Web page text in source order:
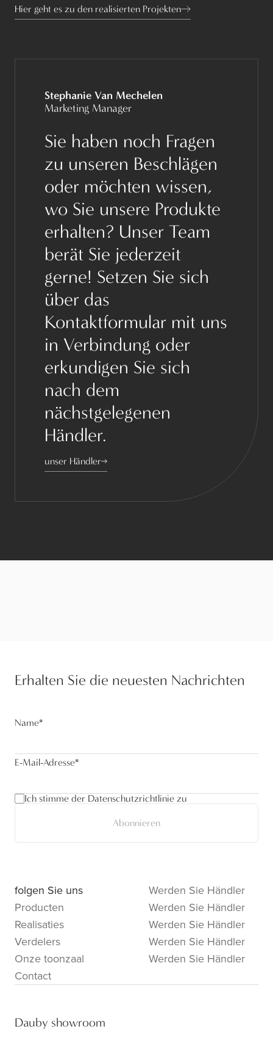
Hier geht es zu den realisierten Projekten
Stephanie Van Mechelen
Marketing Manager
Sie haben noch Fragen
zu unseren Beschlägen
oder möchten wissen,
wo Sie unsere Produkte
erhalten? Unser Team
berät Sie jederzeit
gerne! Setzen Sie sich
über das
Kontaktformular mit uns
in Verbindung oder
erkundigen Sie sich
nach dem
nächstgelegenen
Händler.
unser Händler
Erhalten Sie die neuesten Nachrichten
Name*
E-Mail-Adresse*
Ich stimme der Datenschutzrichtlinie zu
Abonnieren
folgen Sie uns
Producten
Realisaties
Verdelers
Onze toonzaal
Contact
Werden Sie Händler
Werden Sie Händler
Werden Sie Händler
Werden Sie Händler
Werden Sie Händler
Dauby showroom